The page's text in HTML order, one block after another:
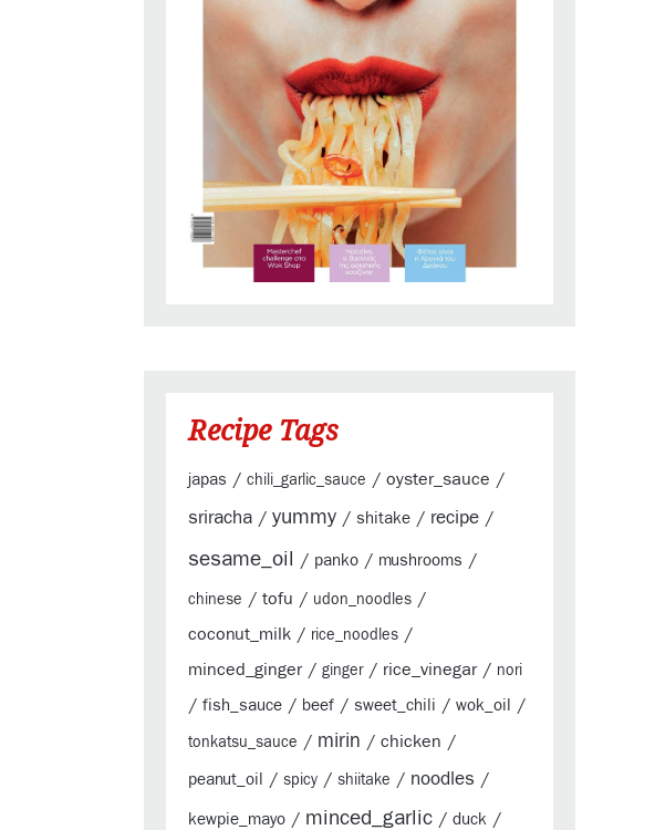
Recipe Tags
japas / chili_garlic_sauce / oyster_sauce /
sriracha / yummy / shitake / recipe /
sesame_oil / panko / mushrooms /
chinese / tofu / udon_noodles /
coconut_milk / rice_noodles /
minced_ginger/ ginger/ rice_vinegar/ nori
/ fish_sauce / beef / sweet_chili / wok_oil /
tonkatsu_sauce / mirin / chicken /
peanut_oil / spicy / shiitake / noodles /
kewpie_mayo / minced_garlic / duck /